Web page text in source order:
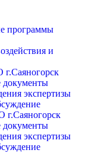
программы
и
экспертизы
г.Саяногорск
экспертизы